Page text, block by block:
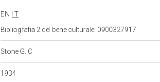
EN
IT
Bibliografia 2 del bene culturale: 0900327917
Stone G. C
1934